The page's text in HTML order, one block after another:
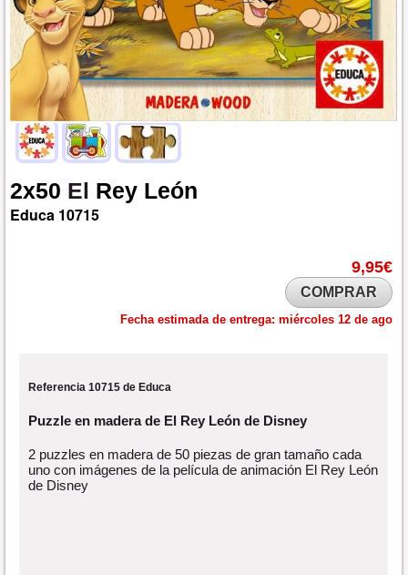
2x50 El Rey León
Educa 10715
9,95€
COMPRAR
Fecha estimada de entrega: miércoles 12 de ago
Referencia 10715 de Educa
Puzzle en madera de El Rey León de Disney
2 puzzles en madera de 50 piezas de gran tamaño cada
uno con imágenes de la película de animación El Rey León
de Disney